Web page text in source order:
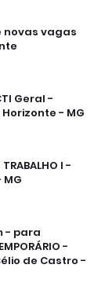
novas vagas
Geral -
- MG
TRABALHO I -
- para
-
de Castro -